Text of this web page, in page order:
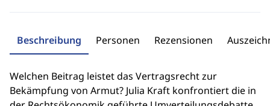
Beschreibung Personen Rezensionen
Welchen Beitrag leistet das Vertragsrecht zur
Bekämpfung von Armut? Julia Kraft konfrontiert die in